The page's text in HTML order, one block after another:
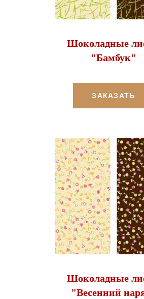
Шоколадные
"Бамбук"
ЗАКАЗАТЬ
Шоколадные
"Весенний